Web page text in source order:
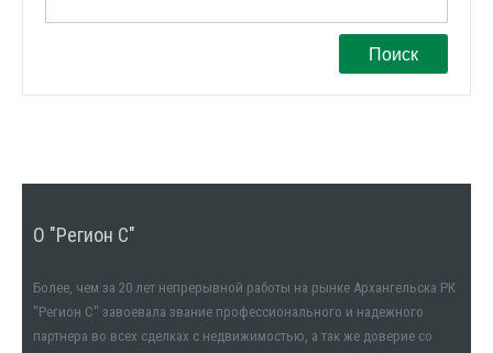
Поиск
О "Регион С"
Более, чем за 20 лет непрерывной работы на рынке Архангельска РК
"Регион С" завоевала звание профессионального и надежного
партнера во всех сделках с недвижимостью, а так же доверие со